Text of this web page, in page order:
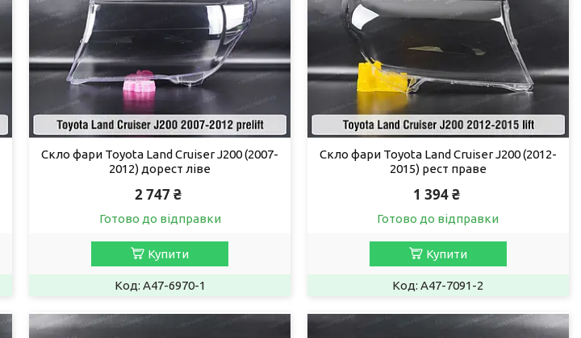
Скло фари Toyota Land Cruiser J200 (2007-
2012) дорест ліве
2 747 ₴
Готово до відправки
Купити
A47-6970-1
Скло фари Toyota Land Cruiser J200 (2012-
2015) рест праве
1 394 ₴
Готово до відправки
Купити
A47-7091-2